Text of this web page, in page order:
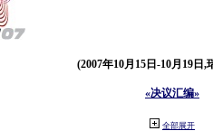
(2007年10月15日-10月19日,
«决议汇编»
全部展开